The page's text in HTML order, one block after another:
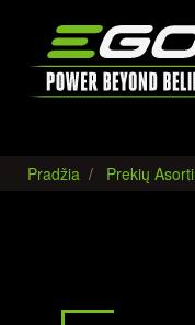
Pradžia Prekių